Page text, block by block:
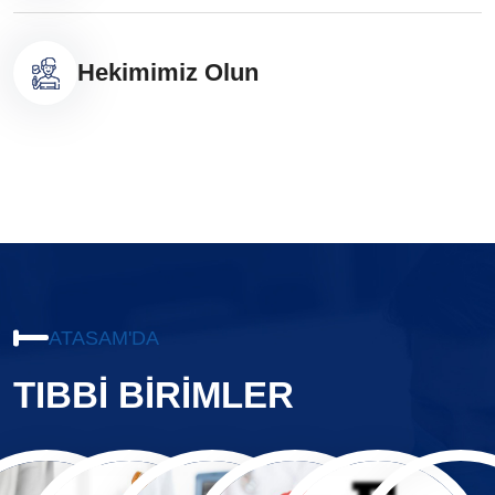
Hekimimiz Olun
ATASAM'DA
TIBBİ BİRİMLER